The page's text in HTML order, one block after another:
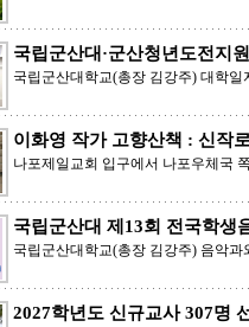
국립군산대·군산청년도전지
국립군산대학교(총장 김강주) 대학
이화영 작가 고향산책 : 신작
나포제일교회 입구에서 나포우체국
국립군산대 제13회 전국학생
국립군산대학교(총장 김강주) 음악
2027학년도 신규교사 307명